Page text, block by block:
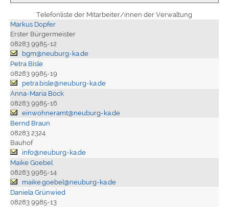
Telefonliste der Mitarbeiter/innen der Verwaltung
Markus Dopfer
Erster Bürgermeister
08283 9985-12
bgm@neuburg-ka.de
Petra Bisle
08283 9985-19
petra.bisle@neuburg-ka.de
Anna-Maria Böck
08283 9985-16
einwohneramt@neuburg-ka.de
Bernd Braun
08283 2324
Bauhof
info@neuburg-ka.de
Maike Goebel
08283 9985-14
maike.goebel@neuburg-ka.de
Daniela Grünwied
08283 9985-13